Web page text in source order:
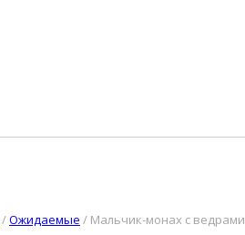
/Ожидаемые / Мальчик-монах с ведрами